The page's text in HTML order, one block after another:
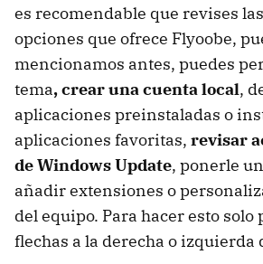
es recomendable que revises
opciones que ofrece Flyoobe,
mencionamos antes, puedes
tema, crear una cuenta local,
aplicaciones preinstaladas o
aplicaciones favoritas, revisar
de Windows Update, ponerle
añadir extensiones o
del equipo. Para hacer esto solo
flechas a la derecha o izquierda